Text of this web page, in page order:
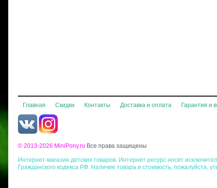
Главная Скидки Контакты Доставка и оплата Гарантия и
© 2013-2026 MiniPony.ru Все права защищены
Интернет-магазин детских товаров. Интернет ресурс носит
Гражданского кодекса РФ. Наличие товара и стоимость, пожалуйста,